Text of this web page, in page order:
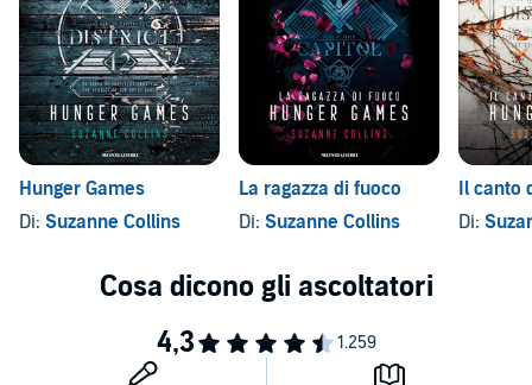
Hunger Games
Di: Suzanne Collins
La ragazza di fuoco
Di: Suzanne Collins
Il canto
Di: